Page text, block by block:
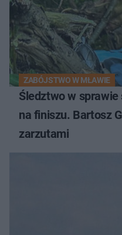
ZABÓJSTWO W MŁAWIE
Śledztwo w
na finiszu. Bartosz
zarzutami